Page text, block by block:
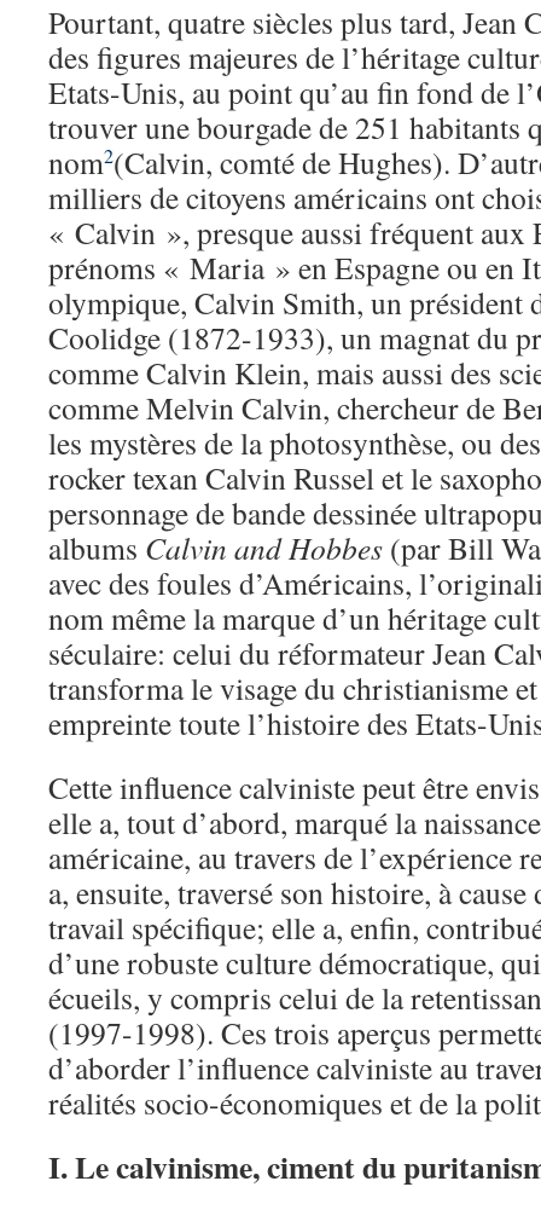
Pourtant, quatre siècles plus tard, Jean
des figures majeures de l’héritage
Etats-Unis, au point qu’au fin fond de
trouver une bourgade de 251 habitants
nom2(Calvin, comté de Hughes).
milliers de citoyens américains ont
« Calvin », presque aussi fréquent aux
prénoms « Maria » en Espagne ou en
olympique, Calvin Smith, un président
Coolidge (1872-1933), un magnat du
comme Calvin Klein, mais aussi des
comme Melvin Calvin, chercheur de
les mystères de la photosynthèse, ou
rocker texan Calvin Russel et le
personnage de bande dessinée
albums Calvin and Hobbes (par Bill
avec des foules d’Américains,
nom même la marque d’un héritage
séculaire: celui du réformateur Jean
transforma le visage du christianisme
empreinte toute l’histoire des Etats-
Cette influence calviniste peut être
elle a, tout d’abord, marqué la
américaine, au travers de l’expérience
a, ensuite, traversé son histoire, à cause
travail spécifique; elle a, enfin,
d’une robuste culture démocratique,
écueils, y compris celui de la
(1997-1998). Ces trois aperçus
d’aborder l’influence calviniste au
réalités socio-économiques et de la
I. Le calvinisme, ciment du